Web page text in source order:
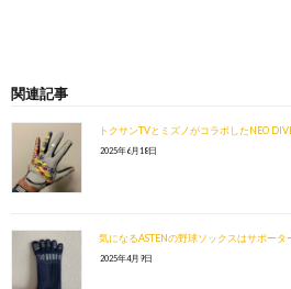
関連記事
トクサンTVとミズノがコラボしたNEO
2025年6月18日
気になるASTENの野球ソックスはサポータ
2025年4月9日